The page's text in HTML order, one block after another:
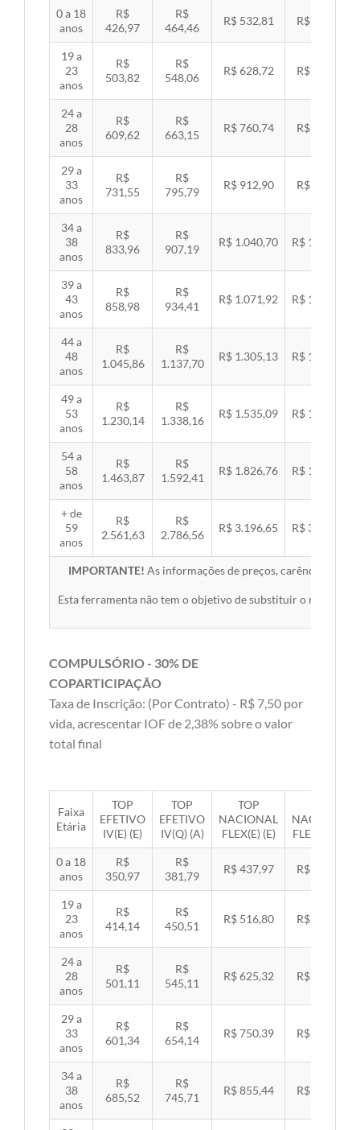
0 a 18
anos
R$
426,97
R$
464,46
R$ 532,81 R$ 549,06
19 a
23
anos
R$
503,82
R$
548,06
R$ 628,72 R$ 647,89
24 a
28
anos
R$
609,62
R$
663,15
R$ 760,74 R$ 783,94
29 a
33
anos
R$
731,55
R$
795,79
R$ 912,90 R$ 940,74
34 a
38
anos
R$
833,96
R$
907,19
R$ 1.040,70 R$ 1.072,43
39 a
43
anos
R$
858,98
R$
934,41
R$ 1.071,92 R$ 1.104,60
44 a
48
anos
R$
1.045,86
R$
1.137,70
R$ 1.305,13 R$ 1.344,92
49 a
53
anos
R$
1.230,14
R$
1.338,16
R$ 1.535,09 R$ 1.581,89
54 a
58
anos
R$
1.463,87
R$
1.592,41
R$ 1.826,76 R$ 1.882,45
+ de
59
anos
R$
2.561,63
R$
2.786,56
R$ 3.196,65 R$ 3.294,10
IMPORTANTE! As informações de preços, carências,
Esta ferramenta não tem o objetivo de substituir o material
COMPULSÓRIO - 30% DE
COPARTICIPAÇÃO
Taxa de Inscrição: (Por Contrato) - R$ 7,50 por
vida, acrescentar IOF de 2,38% sobre o valor
total final
Faixa
Etária
TOP
EFETIVO
IV(E) (E)
TOP
EFETIVO
IV(Q) (A)
TOP
NACIONAL
FLEX(E) (E)
NACIONAL
FLEX(Q) (A)
0 a 18
anos
R$
350,97
R$
381,79
R$ 437,97 R$ 451,33
19 a
23
anos
R$
414,14
R$
450,51
R$ 516,80 R$ 532,57
24 a
28
anos
R$
501,11
R$
545,11
R$ 625,32 R$ 644,40
29 a
33
anos
R$
601,34
R$
654,14
R$ 750,39 R$ 773,29
34 a
38
anos
R$
685,52
R$
745,71
R$ 855,44 R$ 881,54